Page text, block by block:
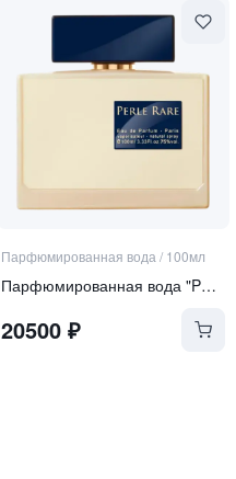
Парфюмированная вода / 100мл
Парфюмированная вода "Perle Rare"
20500₽